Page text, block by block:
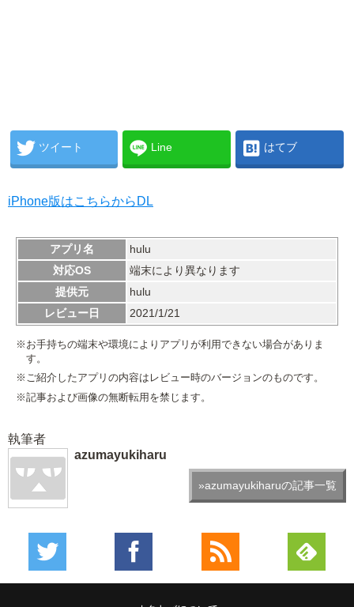
ツイート Line はてブ
iPhone版はこちらからDL
アプリ名
hulu
対応OS
端末により異なります
提供元
hulu
レビュー日
2021/1/21
※お手持ちの端末や環境によりアプリが利用できない場合がありま
す。
※ご紹介したアプリの内容はレビュー時のバージョンのものです。
※記事および画像の無断転用を禁じます。
執筆者
azumayukiharu
»azumayukiharuの記事一覧